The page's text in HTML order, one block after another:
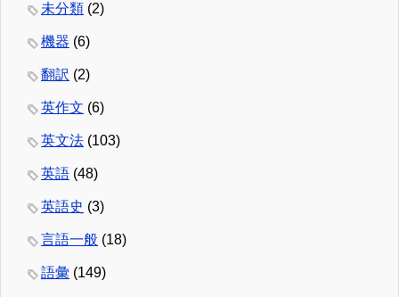
未分類 (2)
機器 (6)
翻訳 (2)
英作文 (6)
英文法 (103)
英語 (48)
英語史 (3)
言語一般 (18)
語彙 (149)